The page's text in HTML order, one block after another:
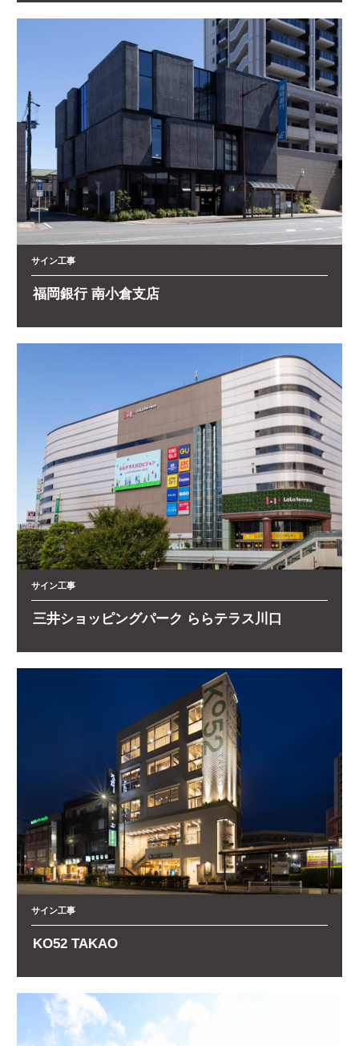
サイン工事
福岡銀行 南小倉支店
サイン工事
三井ショッピングパーク ららテラス川口
サイン工事
KO52 TAKAO